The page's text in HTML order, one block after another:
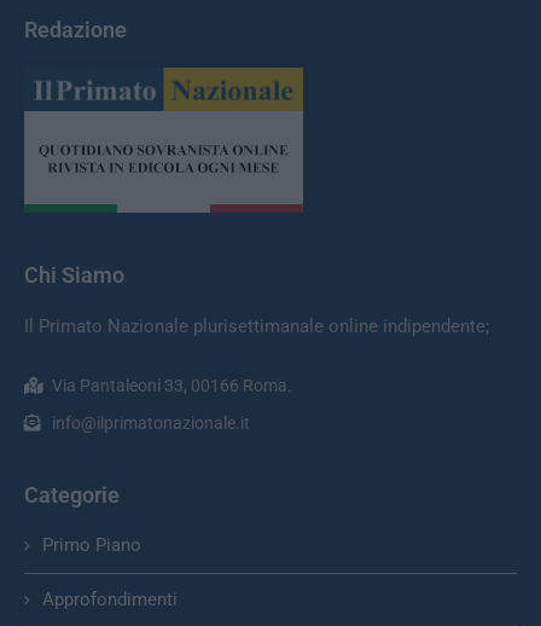
Redazione
Chi Siamo
Il Primato Nazionale plurisettimanale online indipendente;
Via Pantaleoni 33, 00166 Roma.
info@ilprimatonazionale.it
Categorie
Primo Piano
Approfondimenti